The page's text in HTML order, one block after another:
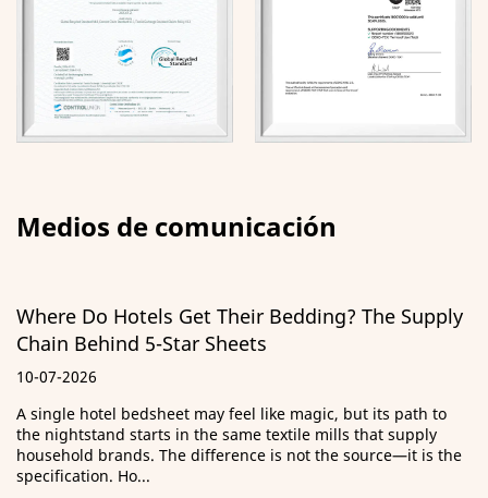
Medios de comunicación
Bedding? The Supply
like magic, but its path to
textile mills that supply
is not the source—it is the
Guía de almohadas
ILD, materiales de
¿Qué significa realmente
de adquisiciones rechazó un
porque estuvieran